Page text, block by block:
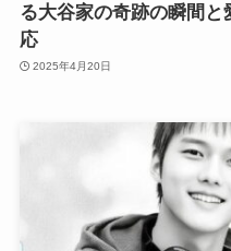
る大谷家の奇跡の瞬間
応
2025年4月20日